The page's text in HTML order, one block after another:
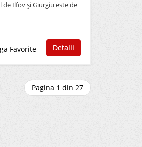
Ilfov şi Giurgiu este de
Detalii
Favorite
Pagina 1 din 27